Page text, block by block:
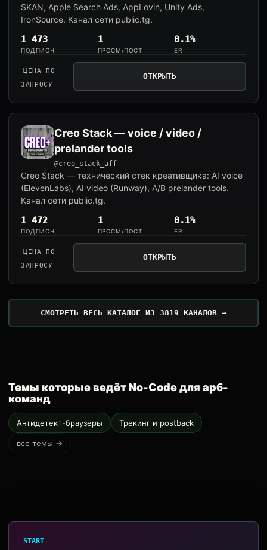
SKAN, Apple Search Ads, AppLovin, Unity Ads,
IronSource. Канал сети public.tg.
1 473
ПОДПИСЧ.
1
ПРОСМ/ПОСТ
0.1%
ER
ЦЕНА ПО
ЗАПРОСУ
ОТКРЫТЬ
Creo Stack — voice / video /
prelander tools
@creo_stack_aff
Creo Stack — технический стек креативщика: AI voice
(ElevenLabs), AI video (Runway), A/B prelander tools.
Канал сети public.tg.
1 472
ПОДПИСЧ.
1
ПРОСМ/ПОСТ
0.1%
ER
ЦЕНА ПО
ЗАПРОСУ
ОТКРЫТЬ
СМОТРЕТЬ ВЕСЬ КАТАЛОГ ИЗ 3819 КАНАЛОВ →
Темы которые ведёт No-Code для арб-
команд
Антидетект-браузеры Трекинг и postback
все темы →
START